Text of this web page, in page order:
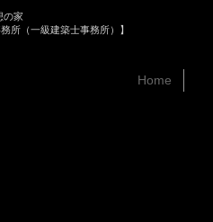
の家
所（一級建築士事務所）】
Home